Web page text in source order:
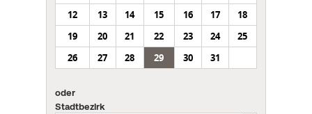
12
13 14 15 16 17
18
19
20 21 22 23 24
25
26
27 28 29 30 31
oder
Stadtbezirk